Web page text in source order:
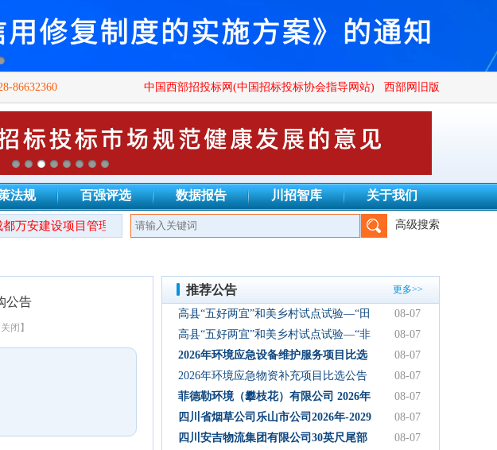
86632360 中国西部招投标网(中国招标投标协会指导网站) 西部网旧版
法规 百强评选 数据报告 川招智库 关于我们
建设项目管理有限公司、四川广群工程项目管理有限公司、四川锦鑫川荣工程咨询有
高级搜索
公告
关闭】
推荐公告 更多>>
高县“五好两宜”和美乡村试点试验—“田
园逸趣•农耕研学”农文旅融合新场景项
目初步设计服务结果公告
08-07
高县“五好两宜”和美乡村试点试验—“非
遗传承·研学体验”文化产业园建设项目
初步设计服务结果公告
08-07
2026年环境应急设备维护服务项目比选
公告
08-07
2026年环境应急物资补充项目比选公告
08-07
菲德勒环境（攀枝花）有限公司 2026年
第三季度第二次碳酸钠 招标公告（第二
次）
08-07
四川省烟草公司乐山市公司2026年-2029
年乐山物流中心卷烟装卸分拣服务中标
08-07
四川安吉物流集团有限公司30英尺尾部
08-07